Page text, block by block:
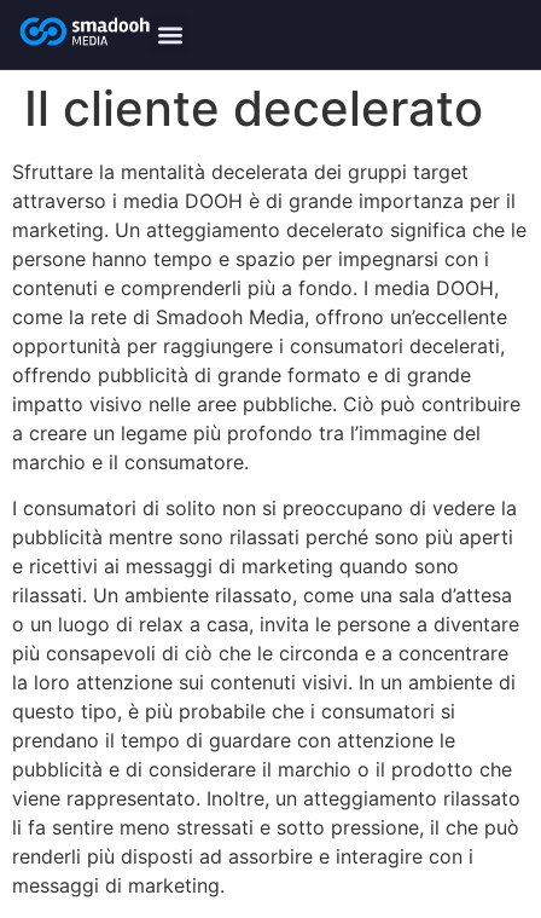
content
Il cliente decelerato
Sfruttare la mentalità decelerata dei gruppi target
attraverso i media DOOH è di grande importanza per il
marketing. Un atteggiamento decelerato significa che le
persone hanno tempo e spazio per impegnarsi con i
contenuti e comprenderli più a fondo. I media DOOH,
come la rete di Smadooh Media, offrono un’eccellente
opportunità per raggiungere i consumatori decelerati,
offrendo pubblicità di grande formato e di grande
impatto visivo nelle aree pubbliche. Ciò può contribuire
a creare un legame più profondo tra l’immagine del
marchio e il consumatore.
I consumatori di solito non si preoccupano di vedere la
pubblicità mentre sono rilassati perché sono più aperti
e ricettivi ai messaggi di marketing quando sono
rilassati. Un ambiente rilassato, come una sala d’attesa
o un luogo di relax a casa, invita le persone a diventare
più consapevoli di ciò che le circonda e a concentrare
la loro attenzione sui contenuti visivi. In un ambiente di
questo tipo, è più probabile che i consumatori si
prendano il tempo di guardare con attenzione le
pubblicità e di considerare il marchio o il prodotto che
viene rappresentato. Inoltre, un atteggiamento rilassato
li fa sentire meno stressati e sotto pressione, il che può
renderli più disposti ad assorbire e interagire con i
messaggi di marketing.